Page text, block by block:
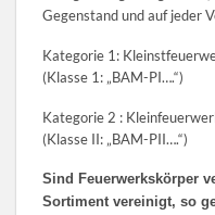
Gegenstand und auf jeder
Kategorie 1:
(Klasse 1: „BAM-PI….“)
Kategorie 2 :
(Klasse II: „BAM-PII….“)
Sind Feuerwerkskörper
Sortiment vereinigt, so